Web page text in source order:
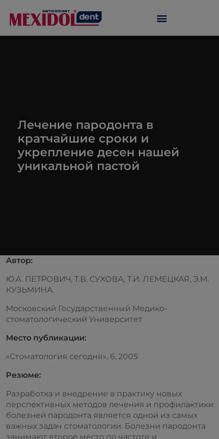
Лечение пародонта в
кратчайшие сроки и
укрепление десен нашей
уникальной пастой
Автор:
Ю.А. ПЕТРОВИЧ, Т.В. СУХОВА, Т.И. ЛЕМЕЦКАЯ, Э.М.
КУЗЬМИНА
Московский Государственный Медико-
стоматологический Университет
Место публикации:
«Стоматология сегодня», 6, 2005
Резюме:
Разработка и внедрение в прак­тику новых
перспективных ме­тодов лечения и профилактики
болезней пародонта является одной из самых
важных задач стоматологии. Болезни пародонта
занимают второе место по частоте и